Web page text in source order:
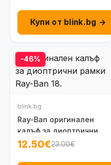
Купи от blink.bg →
-46%
blink.bg
Ray-Ban оригинален
калъф за диоптрични
рамки
12.50€23.00€